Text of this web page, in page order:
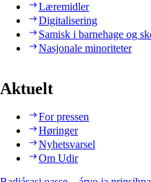
Læremidler
Digitalisering
Samisk i barnehage og
Nasjonale minoriteter
Aktuelt
For pressen
Høringer
Nyhetsvarsel
Om Udir